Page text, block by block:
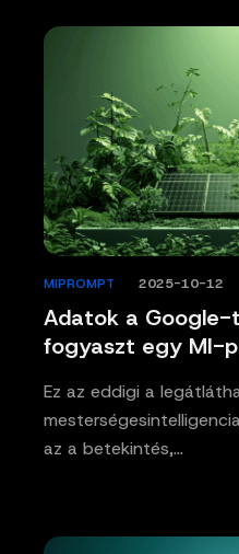
Adatok a Google-
fogyaszt egy MI-
MIPROMPT 2025-10-12
Ez az eddigi a
az a betekintés,…